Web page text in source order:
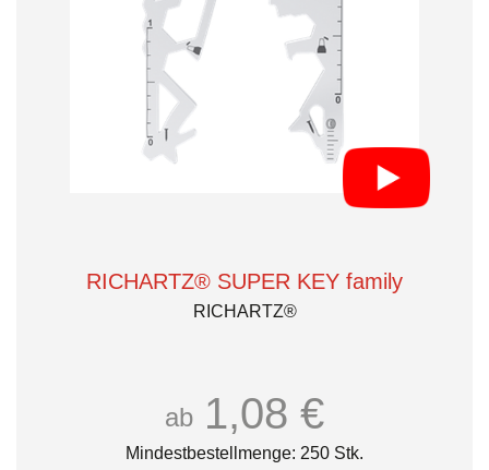
RICHARTZ® SUPER KEY family
RICHARTZ®
ab 1,08 €
Mindestbestellmenge: 250 Stk.